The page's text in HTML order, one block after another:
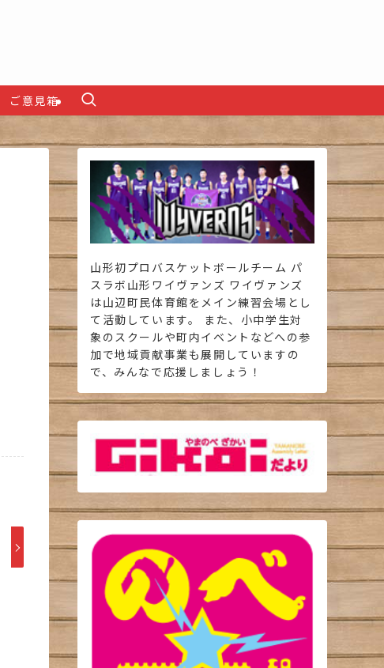
ご意見箱
山形初プロバスケットボールチーム パ
スラボ山形ワイヴァンズ ワイヴァンズ
は山辺町民体育館をメイン練習会場とし
て活動しています。 また、小中学生対
象のスクールや町内イベントなどへの参
加で地域貢献事業も展開していますの
で、みんなで応援しましょう！